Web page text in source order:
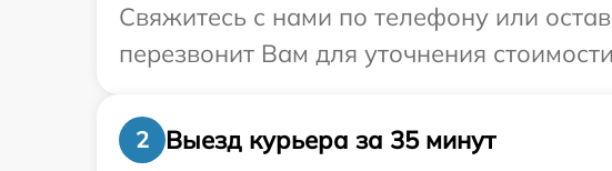
Свяжитесь с нами по телефону или
перезвонит Вам для уточнения
2
Выезд курьера за 35 минут